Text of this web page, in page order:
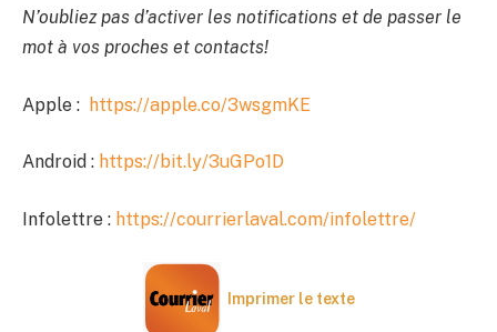
N’oubliez pas d’activer les notifications et de passer le
mot à vos proches et contacts!
Apple : https://apple.co/3wsgmKE
Android : https://bit.ly/3uGPo1D
Infolettre : https://courrierlaval.com/infolettre/
Imprimer le texte